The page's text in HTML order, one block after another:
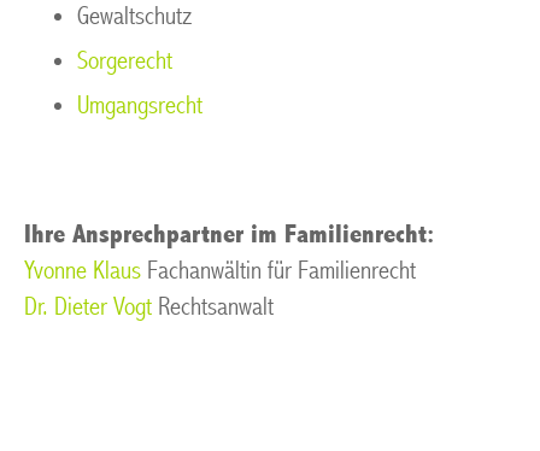
Gewaltschutz
Sorgerecht
Umgangsrecht
Ihre Ansprechpartner im Familienrecht:
Yvonne Klaus Fachanwältin für Familienrecht
Dr. Dieter Vogt Rechtsanwalt